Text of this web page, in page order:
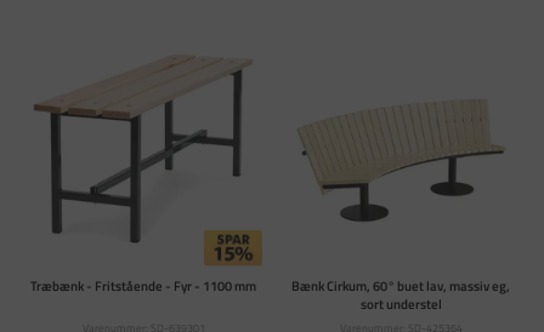
Træbænk - Fritstående - Fyr - 1100 mm
Varenummer: SD-639301
Bænk Cirkum, 60° buet lav, massiv eg,
sort understel
Varenummer: SD-425364